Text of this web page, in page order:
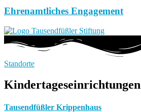
Ehrenamtliches Engagement
Standorte
Kindertageseinrichtungen
Tausendfüßler Krippenhaus